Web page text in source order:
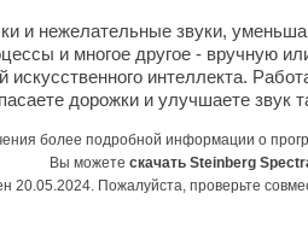
и нежелательные звуки,
и многое другое - вручную
интеллекта.
дорожки и улучшаете звук
более подробной информации о
Вы можете скачать Steinberg
20.05.2024. Пожалуйста, проверьте